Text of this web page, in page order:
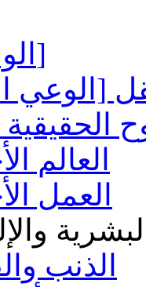
[الوعي الذاتي]
[الوعي
الحقيقية
العالم
العمل
الذنب